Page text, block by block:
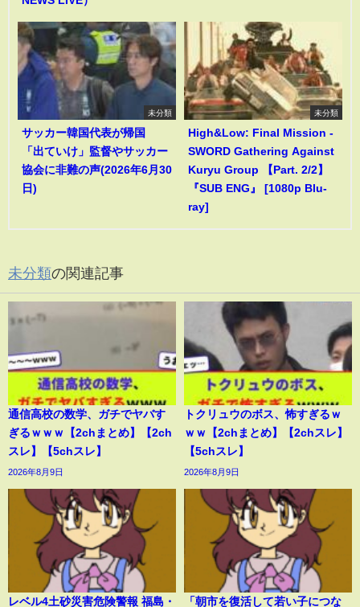
未分類
サッカー韓国代表が帰国
「出ていけ」監督やサッカー
協会に非難の声(2026年6月30
日)
未分類
High&Low: Final Mission -
SWORD Gathering Against
Kuryu Group 【Part. 2/2】
『SUB ENG』 [1080p Blu-
ray]
未分類の関連記事
通信高校の数学、ガチでヤバす
ぎるｗｗｗ【2chまとめ】【2ch
スレ】【5chスレ】
2026年8月9日
トクリュウのボス、怖すぎるｗ
ｗｗ【2chまとめ】【2chスレ】
【5chスレ】
2026年8月9日
レベル4土砂災害危険警報 福島・ 「朝市を復活して若い子につな